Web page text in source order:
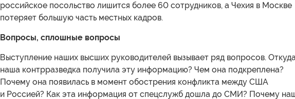
российское посольство лишится более 60 сотрудников, а Чехия в Москве
потеряет большую часть местных кадров.
Вопросы, сплошные вопросы
Выступление наших высших руководителей вызывает ряд вопросов.
наша контрразведка получила эту информацию? Чем она подкреплена?
Почему она появилась в момент обострения конфликта между США
и Россией? Как эта информация от спецслужб дошла до СМИ? Почему